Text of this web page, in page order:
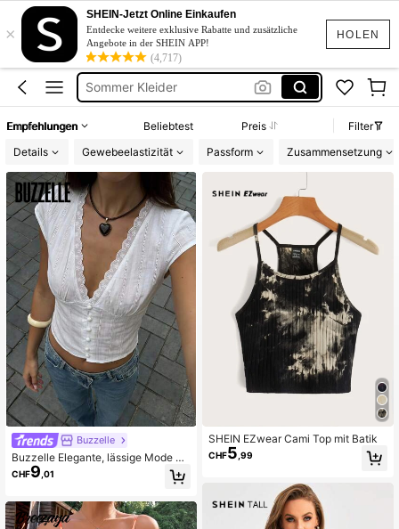
HOLEN
×
SHEIN-Jetzt Online Einkaufen
Entdecke weitere exklusive Rabatte und zusätzliche
Angebote in der SHEIN APP!
(4,717)
Bikini
Kleider
Sommer Kleider
Zwei Teiler Damen
Empfehlungen Beliebtest Preis
Filter
Details
Gewebeelastizität Passform Zusammensetzung
Buzzelle
Buzzelle Elegante, lässige Mode Da
men Bluse mit transparentem, tiefe
m V-Ausschnitt - Knopfleiste vorne,
t, Jacquard-Gewebe, leicht transpa
rent
CHF9 ,01
SHEIN EZwear Cami Top mit Batik
CHF5 ,99